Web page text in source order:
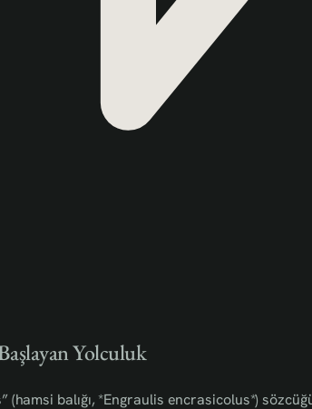
Yolculuk
(hamsi balığı, *Engraulis encrasicolus*)